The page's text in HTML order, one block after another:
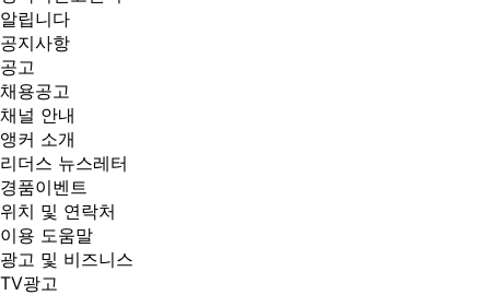
알립니다
공지사항
공고
채용공고
채널 안내
앵커 소개
리더스 뉴스레터
경품이벤트
위치 및 연락처
이용 도움말
광고 및 비즈니스
TV광고